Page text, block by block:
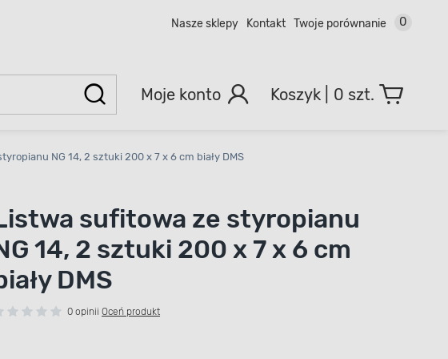
Nasze sklepy Kontakt Twoje porównanie 0
Moje konto 0 szt.
NG 14, 2 sztuki 200 x 7 x 6 cm biały DMS
sufitowa ze styropianu
14, 2 sztuki 200 x 7 x 6 cm
DMS
0 opinii Oceń produkt